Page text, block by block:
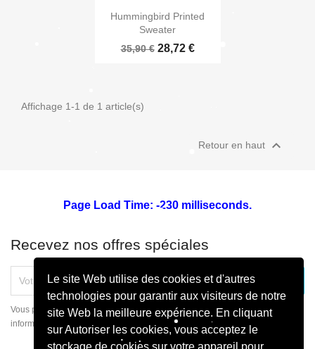
Le site Web utilise des cookies et d'autres
technologies pour garantir aux visiteurs de notre
site Web la meilleure expérience. En cliquant
sur Autoriser les cookies, vous acceptez le
stockage de cookies sur votre appareil pour
Aperçu rapide
Hummingbird Printed
Sweater
35,90 € 28,72 €
Affichage 1-1 de 1 article(s)
Retour en haut 
Page Load Time: -230 milliseconds.
Recevez nos offres spéciales
Vous pouvez vous désinscrire à tout moment. Vous trouverez pour cela nos
informations de contact dans les conditions d'utilisation du site.